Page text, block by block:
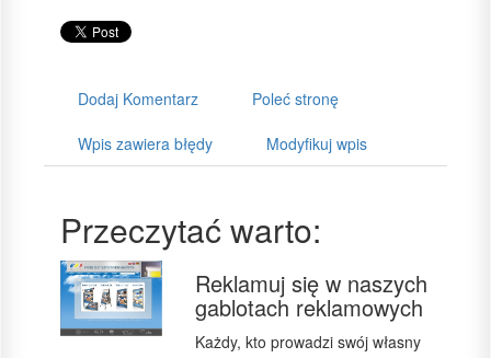
Dodaj Komentarz Poleć stronę
Wpis zawiera błędy Modyfikuj wpis
Przeczytać warto:
Reklamuj się w naszych
gablotach reklamowych
Każdy, kto prowadzi swój własny